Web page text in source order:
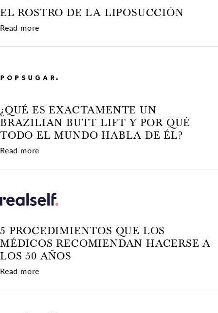
EL ROSTRO DE LA LIPOSUCCIÓN
Read more
¿QUÉ ES EXACTAMENTE UN
BRAZILIAN BUTT LIFT Y POR QUÉ
TODO EL MUNDO HABLA DE ÉL?
Read more
5 PROCEDIMIENTOS QUE LOS
MÉDICOS RECOMIENDAN HACERSE A
LOS 50 AÑOS
Read more